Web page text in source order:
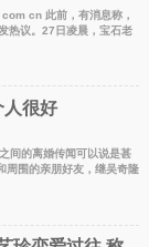
cn 此前，有消息称，
热议。27日凌晨，宝石老
，他称确实酒后撞到了一
行政
人很好
的离婚传闻可以说是甚
周围的亲朋好友，继吴奇隆